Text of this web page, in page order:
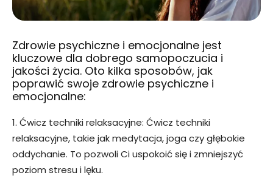
Zdrowie psychiczne i emocjonalne jest
kluczowe dla dobrego samopoczucia i
jakości życia. Oto kilka sposobów, jak
poprawić swoje zdrowie psychiczne i
emocjonalne:
1. Ćwicz techniki relaksacyjne: Ćwicz techniki
relaksacyjne, takie jak medytacja, joga czy głębokie
oddychanie. To pozwoli Ci uspokoić się i zmniejszyć
poziom stresu i lęku.